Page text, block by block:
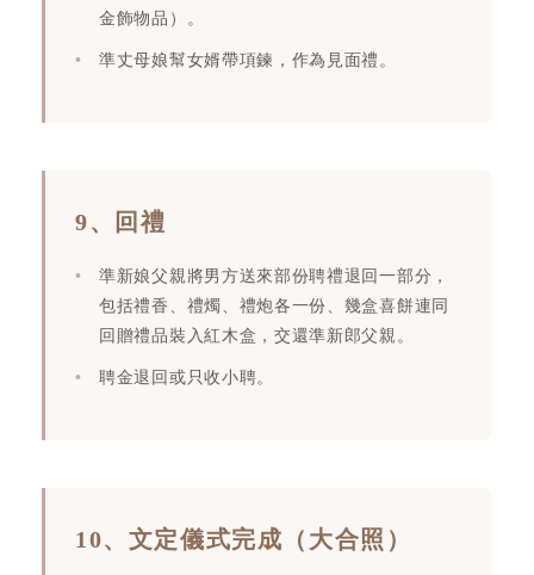
金飾物品）。
準丈母娘幫女婿帶項鍊，作為見面禮。
9、回禮
準新娘父親將男方送來部份聘禮退回一部分，
包括禮香、禮燭、禮炮各一份、幾盒喜餅連同
回贈禮品裝入紅木盒，交還準新郎父親。
聘金退回或只收小聘。
10、文定儀式完成（大合照）